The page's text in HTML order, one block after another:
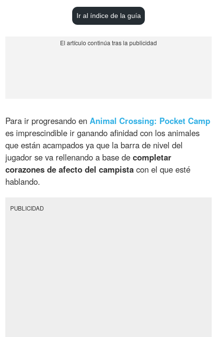
Ir al índice de la guía
Para ir progresando enAnimal Crossing: Pocket Camp
es imprescindible ir ganando afinidad con los animales
que están acampados ya que la barra de nivel del
jugador se va rellenando a base decompletar
corazones de afecto del campista con el que esté
hablando.
PUBLICIDAD